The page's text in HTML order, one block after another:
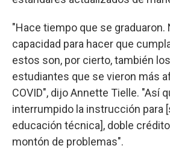
"Hace tiempo que se graduaron.
capacidad para hacer que
estos son, por cierto, también
estudiantes que se vieron más
COVID", dijo Annette Tielle. "Así
interrumpido la instrucción para
educación técnica], doble
montón de problemas".